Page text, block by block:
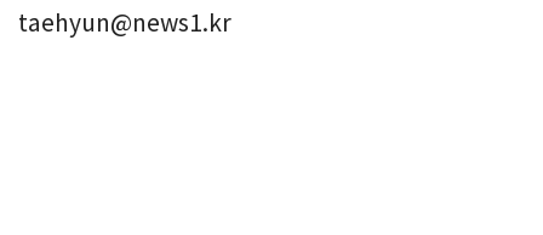
taehyun@news1.kr